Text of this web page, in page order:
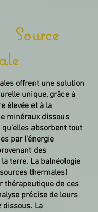
offrent une solution
unique, grâce à
élevée et à la
minéraux dissous
absorbent tout
par l'énergie
des
terre. La balnéologie
thermales)
thérapeutique de ces
précise de leurs
dissous. La